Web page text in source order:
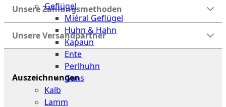
Geflügel
Miéral Geflügel
Huhn & Hahn
Kapaun
Ente
Perlhuhn
Gans
Kalb
Lamm
Unsere Zahlungsmethoden
Unsere Versandpartner
Auszeichnungen